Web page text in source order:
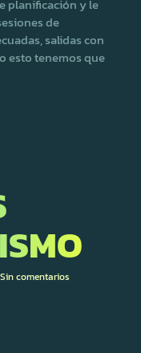
planificación y le
de
salidas con
esto tenemos que
Sin comentarios